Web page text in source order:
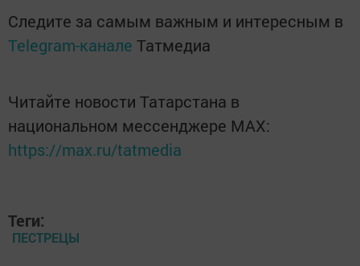
Следите за самым важным и интересным в
Telegram-канале Татмедиа
Читайте новости Татарстана в
национальном мессенджере MАХ:
https://max.ru/tatmedia
Теги:
ПЕСТРЕЦЫ